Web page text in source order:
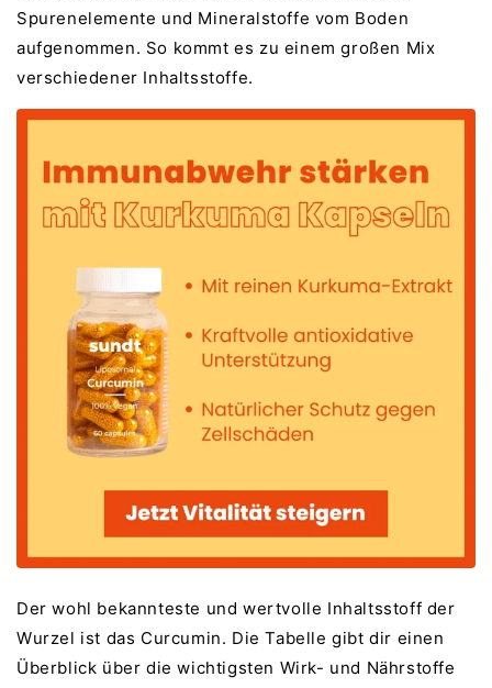
Spurenelemente und Mineralstoffe vom Boden
aufgenommen. So kommt es zu einem großen Mix
verschiedener Inhaltsstoffe.
Der wohl bekannteste und wertvolle Inhaltsstoff der
Wurzel ist das Curcumin. Die Tabelle gibt dir einen
Überblick über die wichtigsten Wirk- und Nährstoffe